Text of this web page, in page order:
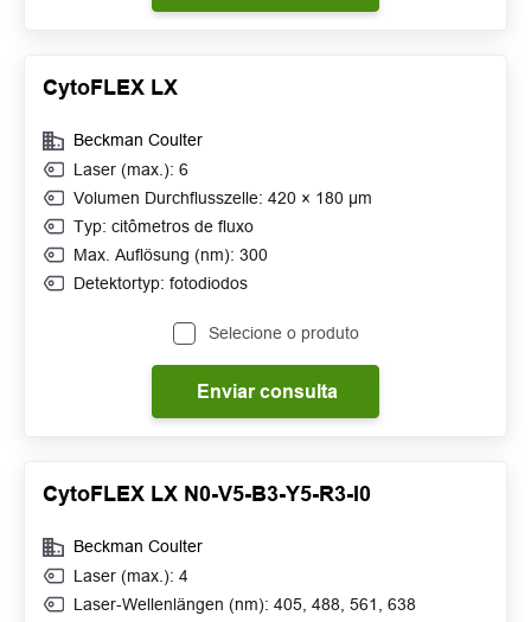
CytoFLEX LX
Beckman Coulter
Laser (max.): 6
Volumen Durchflusszelle: 420 × 180 μm
Typ: citômetros de fluxo
Max. Auflösung (nm): 300
Detektortyp: fotodiodos
Selecione o produto
Enviar consulta
CytoFLEX LX N0-V5-B3-Y5-R3-I0
Beckman Coulter
Laser (max.): 4
Laser-Wellenlängen (nm): 405, 488, 561, 638